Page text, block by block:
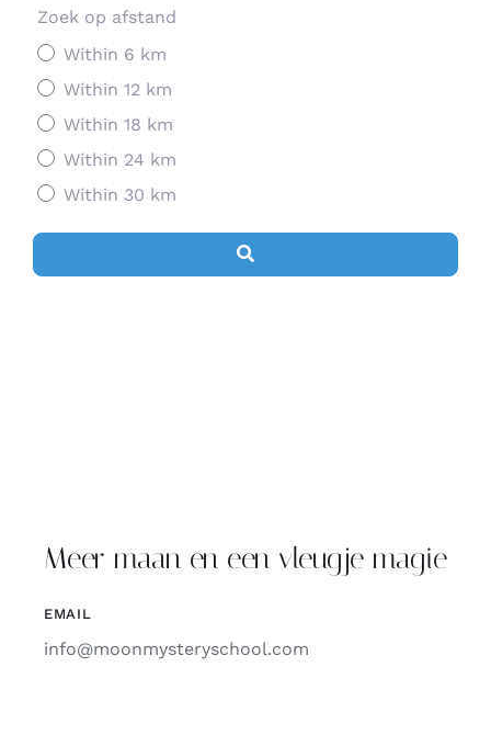
Zoek op afstand
Within 6 km
Within 12 km
Within 18 km
Within 24 km
Within 30 km
Meer maan en een vleugje magie
EMAIL
info@moonmysteryschool.com